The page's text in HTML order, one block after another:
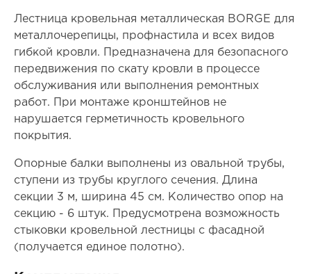
Лестница кровельная металлическая BORGE для
металлочерепицы, профнастила и всех видов
гибкой кровли. Предназначена для безопасного
передвижения по скату кровли в процессе
обслуживания или выполнения ремонтных
работ. При монтаже кронштейнов не
нарушается герметичность кровельного
покрытия.
Опорные балки выполнены из овальной трубы,
ступени из трубы круглого сечения. Длина
секции 3 м, ширина 45 см. Количество опор на
секцию - 6 штук. Предусмотрена возможность
стыковки кровельной лестницы с фасадной
(получается единое полотно).